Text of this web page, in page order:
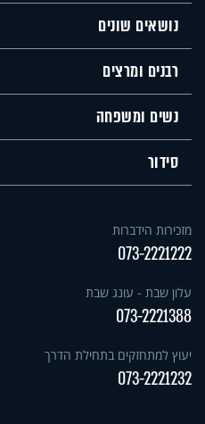
נושאים שונים
רבנים ומרצים
נשים ומשפחה
סידור
מזכירות הידברות
073-2221222
עלון שבת - עונג שבת
073-2221388
יעוץ למתחזקים בתחילת הדרך
073-2221232